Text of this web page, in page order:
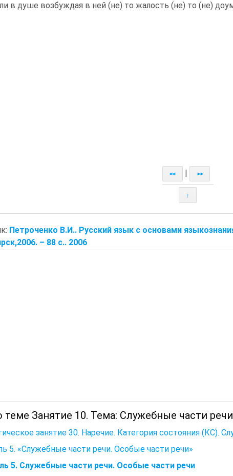
в душе возбуждая в ней (не) то жалость (не) то (не)
<< >>
↑
Петроченко В.И.. Русский язык с основами
– 88 с.. 2006
теме Занятие 10. Тема: Служебные части
занятие 30. Наречие. Категория состояния (КС).
5. «Служебные части речи. Особые части речи»
5. Служебные части речи. Особые части речи